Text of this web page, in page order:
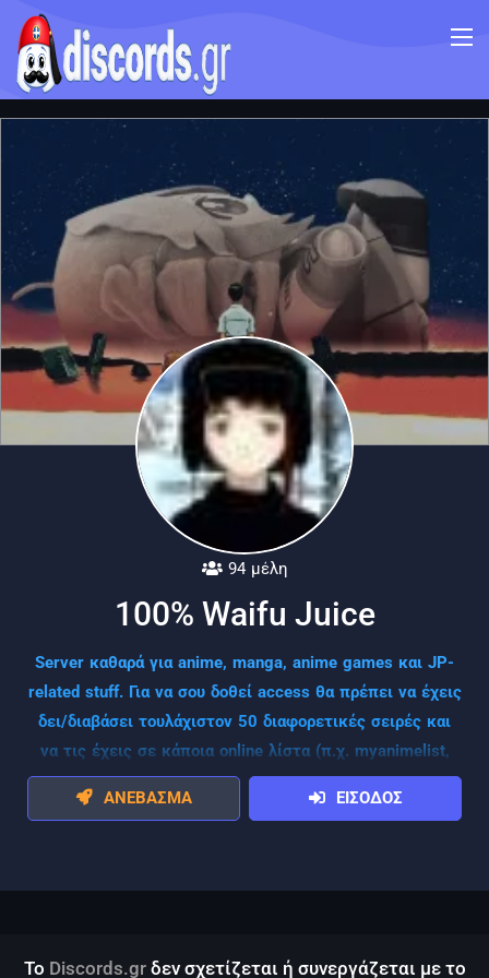
94 μέλη
100% Waifu Juice
Server καθαρά για anime, manga, anime games και JP-
related stuff. Για να σου δοθεί access θα πρέπει να έχεις
δει/διαβάσει τουλάχιστον 50 διαφορετικές σειρές και
να τις έχεις σε κάποια online λίστα (π.χ. myanimelist,
anilist).
ΑΝΕΒΑΣΜΑ
ΕΙΣΟΔΟΣ
Το Discords.grδεν σχετίζεται ή συνεργάζεται με το